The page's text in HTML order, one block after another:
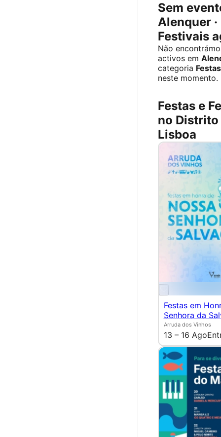
Sem
Alenquer ·
Festivais
Não
activos em
categoria
neste momento.
Festas e
no Distrito
Lisboa
Festas em
Senhora da
Arruda dos Vinhos
13 – 16 Ago